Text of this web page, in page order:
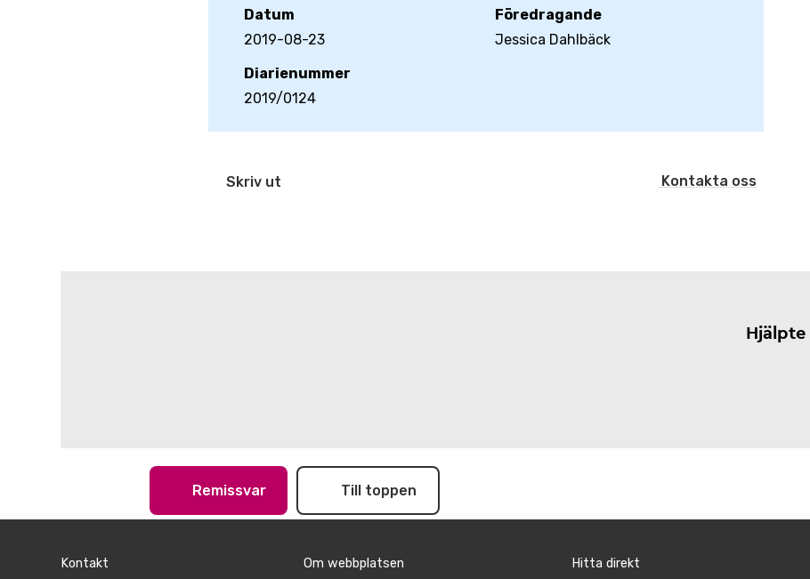
Datum
2019-08-23
Diarienummer
2019/0124
Föredragande
Jessica Dahlbäck
Skriv ut Kontakta oss
Remissvar Till toppen
Kontakt Om webbplatsen Hitta direkt